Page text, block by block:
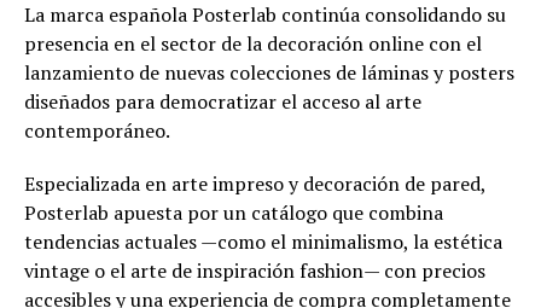
La marca española Posterlab continúa consolidando su
presencia en el sector de la decoración online con el
lanzamiento de nuevas colecciones de láminas y posters
diseñados para democratizar el acceso al arte
contemporáneo.
Especializada en arte impreso y decoración de pared,
Posterlab apuesta por un catálogo que combina
tendencias actuales —como el minimalismo, la estética
vintage o el arte de inspiración fashion— con precios
accesibles y una experiencia de compra completamente